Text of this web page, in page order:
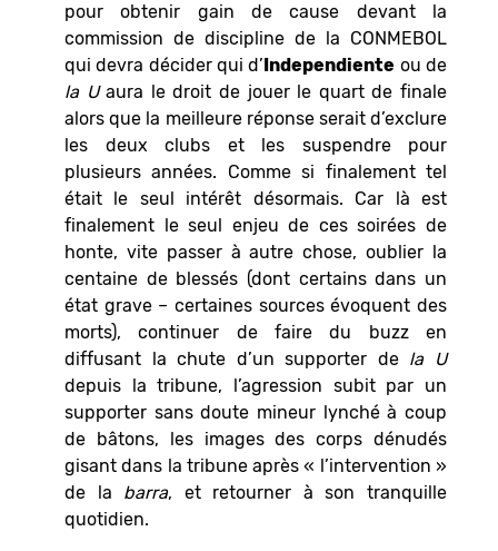
pour obtenir gain de cause devant la
commission de discipline de la CONMEBOL
qui devra décider qui d’ Independiente ou de
la Uaura le droit de jouer le quart de finale
alors que la meilleure réponse serait d’exclure
les deux clubs et les suspendre pour
plusieurs années. Comme si finalement tel
était le seul intérêt désormais. Car là est
finalement le seul enjeu de ces soirées de
honte, vite passer à autre chose, oublier la
centaine de blessés (dont certains dans un
état grave – certaines sources évoquent des
morts), continuer de faire du buzz en
diffusant la chute d’un supporter dela U
depuis la tribune, l’agression subit par un
supporter sans doute mineur lynché à coup
de bâtons, les images des corps dénudés
gisant dans la tribune après « l’intervention »
de la barra, et retourner à son tranquille
quotidien.